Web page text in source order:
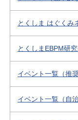
とくしま はぐくみ
とくしまEBPM研
イベント一覧（推
イベント一覧（自